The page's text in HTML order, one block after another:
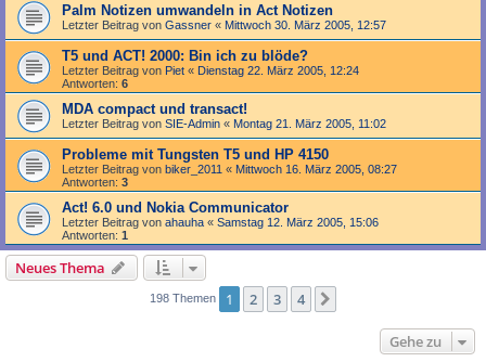
Palm Notizen umwandeln in Act Notizen
Letzter Beitrag von Gassner « Mittwoch 30. März 2005, 12:57
T5 und ACT! 2000: Bin ich zu blöde?
Letzter Beitrag von Piet « Dienstag 22. März 2005, 12:24
Antworten: 6
MDA compact und transact!
Letzter Beitrag von SIE-Admin « Montag 21. März 2005, 11:02
Probleme mit Tungsten T5 und HP 4150
Letzter Beitrag von biker_2011 « Mittwoch 16. März 2005, 08:27
Antworten: 3
Act! 6.0 und Nokia Communicator
Letzter Beitrag von ahauha « Samstag 12. März 2005, 15:06
Antworten: 1
Neues Thema
198 Themen 1 2 3 4
Gehe zu